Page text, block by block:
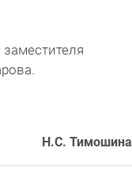
Н.С. Тимошина